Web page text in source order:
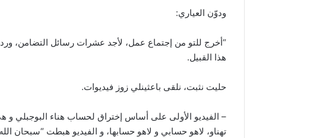
ودوّن العياري:
“أخرج للتو من إجتماع عمل، لأجد عشرات رسائل التضامن،
هذا القبيل.
حليت نثبت، نلقى باعثينلي زوز فيديوات.
– الفيديو الأولى على أساس إختراق لحساب هناء البوجبلي و
تهناو، لاهو حسابي و لاهو حسابها، و الفيديو هبطت